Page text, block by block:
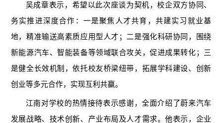
吴成章表示，希望以此次座谈为契机，校企双方协同、
务实推进深度合作：一是聚焦人才共育，共建实习就业基
地，精准输送高素质应用型人才；二是强化科研协同，围绕
新能源汽车、智能装备等领域联合攻关，促进成果转化；三
是健全长效机制，依托校友桥梁纽带，拓展学科建设、创新
创业等多元合作，实现互利共赢。
江南对学校的热情接待表示感谢，全面介绍了蔚来汽车
发展战略、技术创新、产业布局及人才需求。他表示，企业